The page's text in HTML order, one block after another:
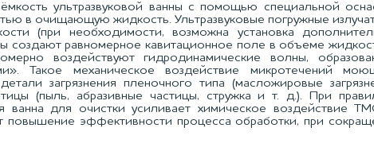
ультразвуковой ванны с помощью специальной
в очищающую жидкость. Ультразвуковые погружные
(при необходимости, возможна установка
создают равномерное кавитационное поле в объеме
воздействуют гидродинамические волны,
Такое механическое воздействие микротечений
загрязнения пленочного типа (масложировые
(пыль, абразивные частицы, стружка и т. д.). При
ванна для очистки усиливает химическое воздействие
повышение эффективности процесса обработки, при